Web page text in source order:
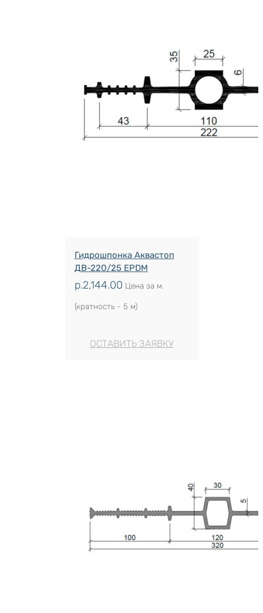
Гидрошпонка Аквастоп
ДВ-220/25 EPDM
р.2,144.00 Цена за м.
(кратность - 5 м)
ОСТАВИТЬ ЗАЯВКУ